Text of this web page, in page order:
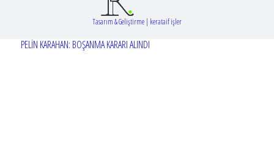
PELİN KARAHAN: BOŞANMA KARARI ALINDI
Tasarım & Geliştirme | kerataif işler